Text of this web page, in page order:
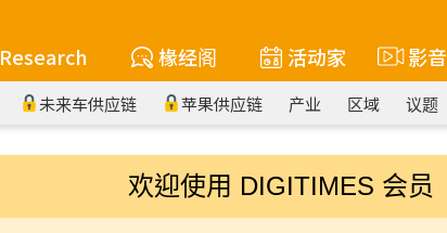
Research 椽经阁 活动家 影音
未来车供应链 苹果供应链 产业 区域 议题
欢迎使用 DIGITIMES 会员